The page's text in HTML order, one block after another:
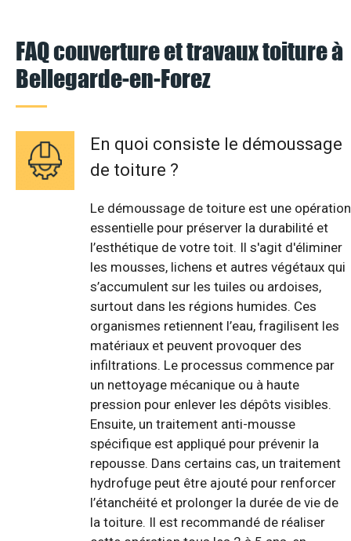
FAQ couverture et travaux toiture à
Bellegarde-en-Forez
En quoi consiste le démoussage
de toiture ?
Le démoussage de toiture est une opération
essentielle pour préserver la durabilité et
l’esthétique de votre toit. Il s'agit d'éliminer
les mousses, lichens et autres végétaux qui
s’accumulent sur les tuiles ou ardoises,
surtout dans les régions humides. Ces
organismes retiennent l’eau, fragilisent les
matériaux et peuvent provoquer des
infiltrations. Le processus commence par
un nettoyage mécanique ou à haute
pression pour enlever les dépôts visibles.
Ensuite, un traitement anti-mousse
spécifique est appliqué pour prévenir la
repousse. Dans certains cas, un traitement
hydrofuge peut être ajouté pour renforcer
l’étanchéité et prolonger la durée de vie de
la toiture. Il est recommandé de réaliser